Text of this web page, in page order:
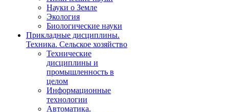
Науки о Земле
Экология
Биологические науки
Прикладные дисциплины.
Техника. Сельское хозяйство
Технические
дисциплины и
промышленность в
целом
Информационные
технологии
Автоматика.